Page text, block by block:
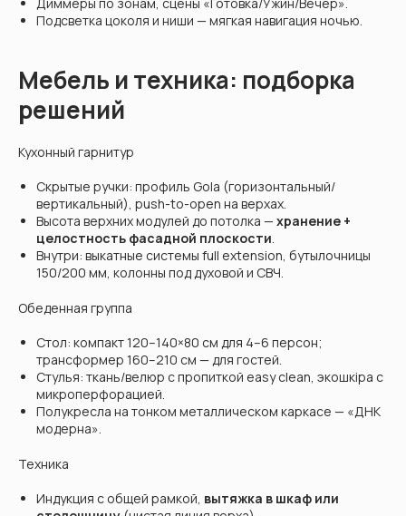
Подсветка цоколя и ниши — мягкая навигация ночью.
Мебель и техника: подборка
решений
Кухонный гарнитур
Скрытые ручки: профиль Gola (горизонтальный/
вертикальный), push-to-open на верхах.
Высота верхних модулей до потолка — хранение +
целостность фасадной плоскости.
Внутри: выкатные системы full extension, бутылочницы
150/200 мм, колонны под духовой и СВЧ.
Обеденная группа
Стол: компакт 120–140×80 см для 4–6 персон;
трансформер 160–210 см — для гостей.
Стулья: ткань/велюр с пропиткой easy clean, экошкіра с
микроперфорацией.
Полукресла на тонком металлическом каркасе — «ДНК
модерна».
Техника
Индукция с общей рамкой, вытяжка в шкаф или